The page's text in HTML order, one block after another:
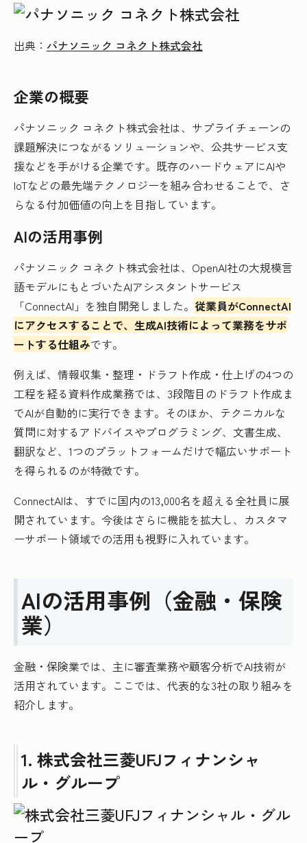
出典： パナソニック コネクト株式会社
企業の概要
パナソニック コネクト株式会社は、サプライチェーンの
課題解決につながるソリューションや、公共サービス支
援などを手がける企業です。既存のハードウェアにAIや
IoTなどの最先端テクノロジーを組み合わせることで、さ
らなる付加価値の向上を目指しています。
AIの活用事例
パナソニック コネクト株式会社は、OpenAI社の大規模言
語モデルにもとづいたAIアシスタントサービス
「ConnectAI」を独自開発しました。 従業員がConnectAI
にアクセスすることで、生成AI技術によって業務をサポ
ートする仕組みです。
例えば、情報収集・整理・ドラフト作成・仕上げの4つの
工程を経る資料作成業務では、3段階目のドラフト作成ま
でAIが自動的に実行できます。そのほか、テクニカルな
質問に対するアドバイスやプログラミング、文書生成、
翻訳など、1つのプラットフォームだけで幅広いサポート
を得られるのが特徴です。
ConnectAIは、すでに国内の13,000名を超える全社員に展
開されています。今後はさらに機能を拡大し、カスタマ
ーサポート領域での活用も視野に入れています。
AIの活用事例（金融・保険
業）
金融・保険業では、主に審査業務や顧客分析でAI技術が
活用されています。ここでは、代表的な3社の取り組みを
紹介します。
1. 株式会社三菱UFJフィナンシャ
ル・グループ